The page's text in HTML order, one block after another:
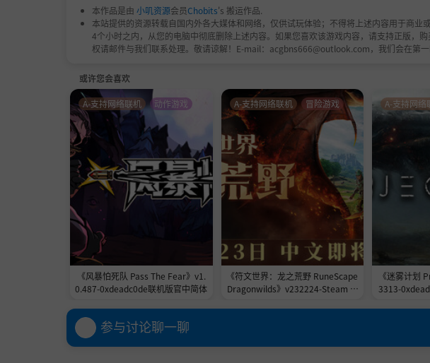
你最爱的秘籍玩法回来了！超多隐藏能力与奇趣玩法等你发掘，让游戏
用战利品解锁熟悉的角色皮肤、欢乐的“追逐模式”和“放屁模式”、
巨人！
经典洗脑旋律无损高清回归，原作音乐人Dave Cowen新曲登场，准备
本作品是由 小叽资源会员Chobits's 搬运作品.
本站提供的资源转载自国内外各大媒体和网络，仅供试玩体验；不得将上述内容用于商
4个小时之内，从您的电脑中彻底删除上述内容。如果您喜欢该游戏内容，请支持正版，
权请邮件与我们联系处理。敬请谅解！E-mail：acgbns666@outlook.com，我们会在第
或许您会喜欢
《风暴怕死队 Pass The Fear》v1.
0.487-0xdeadc0de联机版官中简体
A-支持网络联机 动作游戏
《符文世界：龙之荒野 RuneScape
Dragonwilds》v232224-Steam Fi
A-支持网络联机 冒险游戏
《迷雾计划
3313-
A-支持网络
参与讨论聊一聊